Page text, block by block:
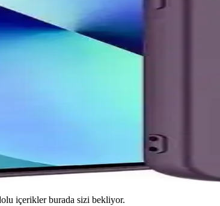
içerikler burada sizi bekliyor.